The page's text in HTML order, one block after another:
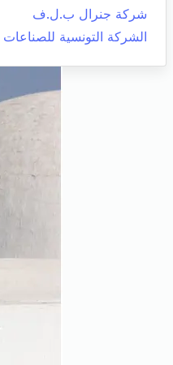
شركة جنرال ب.ل.ف
الشركة التونسية